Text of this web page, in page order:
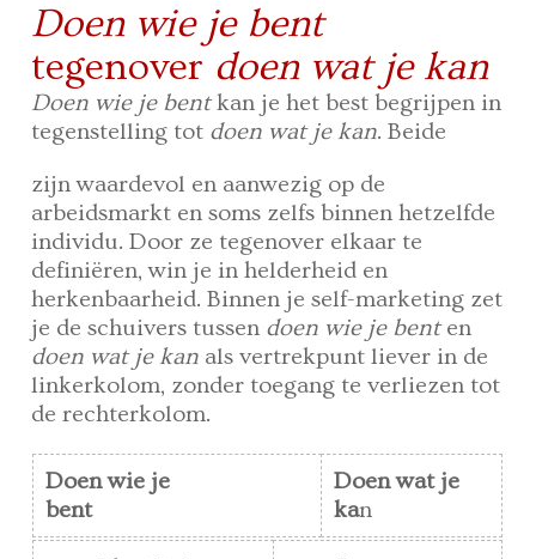
Doen wie je bent
tegenover doen wat je kan
Doen wie je bentkan je het best begrijpen in
tegenstelling tot doen wat je kan. Beide
zijn waardevol en aanwezig op de
arbeidsmarkt en soms zelfs binnen hetzelfde
individu. Door ze tegenover elkaar te
definiëren, win je in helderheid en
herkenbaarheid. Binnen je self-marketing zet
je de schuivers tussen doen wie je benten
doen wat je kan als vertrekpunt liever in de
linkerkolom, zonder toegang te verliezen tot
de rechterkolom.
Doen wie je
bent
Doen wat je
kan